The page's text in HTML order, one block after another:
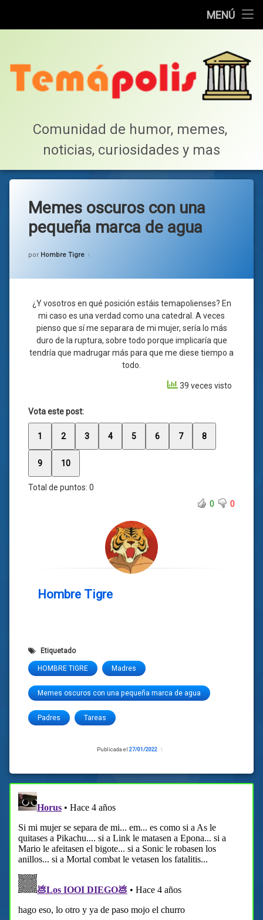
MENÚ
Lista de Megapost
Tabla de puntos
Comunidad de humor, memes,
noticias, curiosidades y mas
Memes oscuros con una
pequeña marca de agua
por Hombre Tigre
¿Y vosotros en qué posición estáis temapolienses? En
mi caso es una verdad como una catedral. A veces
pienso que sí me separara de mi mujer, sería lo más
duro de la ruptura, sobre todo porque implicaría que
tendría que madrugar más para que me diese tiempo a
todo.
39 veces visto
Vota este post:
1 2 3 4 5 6 7 8
9 10
Total de puntos: 0
0
0
Hombre Tigre
Etiquetado
HOMBRE TIGRE Madres
Memes oscuros con una pequeña marca de agua
Padres Tareas
Publicada el 27/01/2022